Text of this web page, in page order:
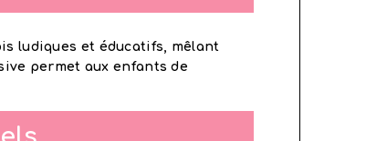
ludiques et éducatifs, mêlant
permet aux enfants de